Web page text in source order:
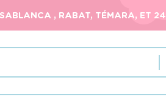
, RABAT, TÉMARA, ET